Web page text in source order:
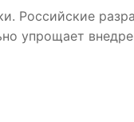
Российские
упрощает